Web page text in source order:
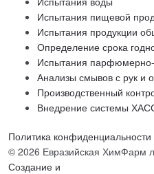
Испытания пищевой
Испытания продукции
Определение срока
Испытания парфюмерно-
Анализы смывов с рук и
Производственный
Внедрение системы
Политика конфиденциальности
© 2026 Евразийская ХимФарм
Создание и